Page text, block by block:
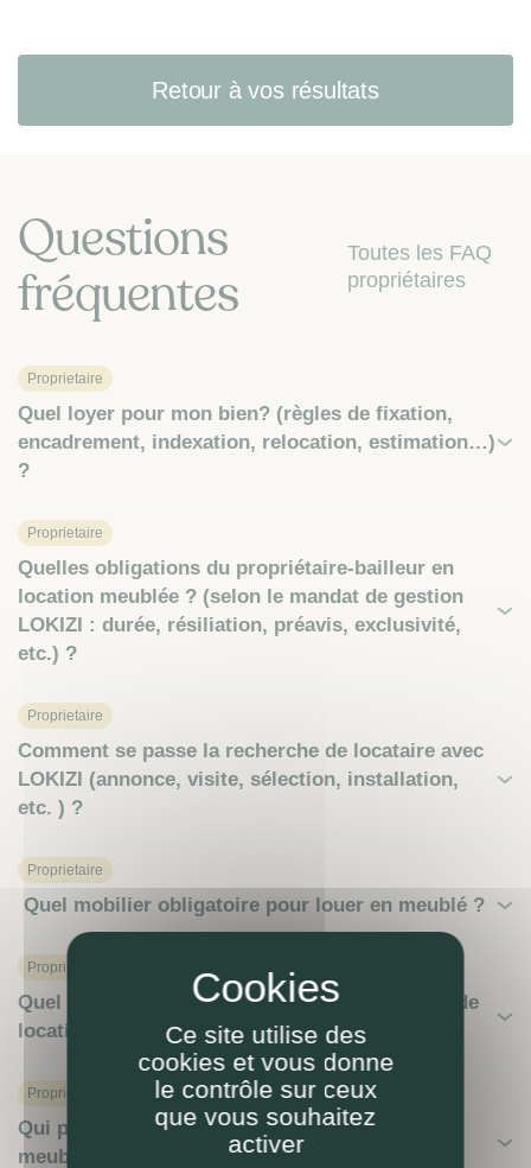
Retour à vos résultats
Questions
fréquentes
Toutes les FAQ
propriétaires
Proprietaire
Quel loyer pour mon bien? (règles de fixation,
encadrement, indexation, relocation, estimation…)
?
Proprietaire
Quelles obligations du propriétaire-bailleur en
location meublée ? (selon le mandat de gestion
LOKIZI : durée, résiliation, préavis, exclusivité,
etc.) ?
Proprietaire
Comment se passe la recherche de locataire avec
LOKIZI (annonce, visite, sélection, installation,
etc. ) ?
Proprietaire
Quel mobilier obligatoire pour louer en meublé ?
Proprietaire
Quel impôt à prévoir sur mes revenus locatifs de
location meublée ?
Proprietaire
Qui paie l'assurance habitation en location
meublée ?
Ce site utilise des
cookies et vous donne
le contrôle sur ceux
que vous souhaitez
activer